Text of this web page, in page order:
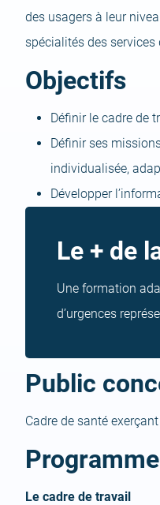
des usagers à leur
spécialités des services
Objectifs
Définir le cadre de
Définir ses
individualisée,
Développer
Le + de
Une formation
d’urgences
Public
Cadre de santé
Programme
Le cadre de travail